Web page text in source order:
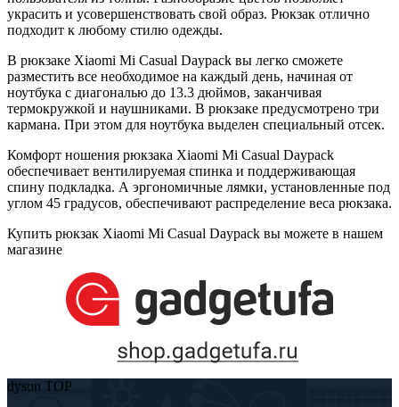
украсить и усовершенствовать свой образ. Рюкзак отлично
подходит к любому стилю одежды.
В рюкзаке Xiaomi Mi Casual Daypack вы легко сможете
разместить все необходимое на каждый день, начиная от
ноутбука с диагональю до 13.3 дюймов, заканчивая
термокружкой и наушниками. В рюкзаке предусмотрено три
кармана. При этом для ноутбука выделен специальный отсек.
Комфорт ношения рюкзака Xiaomi Mi Casual Daypack
обеспечивает вентилируемая спинка и поддерживающая
спину подкладка. А эргономичные лямки, установленные под
углом 45 градусов, обеспечивают распределение веса рюкзака.
Купить рюкзак Xiaomi Mi Casual Daypack вы можете в нашем
магазине
dyson TOP